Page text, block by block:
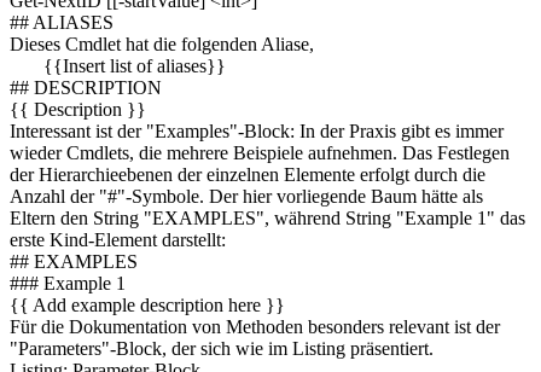
## ALIASES
Dieses Cmdlet hat die folgenden Aliase,
{{Insert list of aliases}}
## DESCRIPTION
{{ Description }}
Interessant ist der "Examples"-Block: In der Praxis gibt es immer
wieder Cmdlets, die mehrere Beispiele aufnehmen. Das Festlegen
der Hierarchieebenen der einzelnen Elemente erfolgt durch die
Anzahl der "#"-Symbole. Der hier vorliegende Baum hätte als
Eltern den String "EXAMPLES", während String "Example 1" das
erste Kind-Element darstellt:
## EXAMPLES
### Example 1
{{ Add example description here }}
Für die Dokumentation von Methoden besonders relevant ist der
"Parameters"-Block, der sich wie im Listing präsentiert.